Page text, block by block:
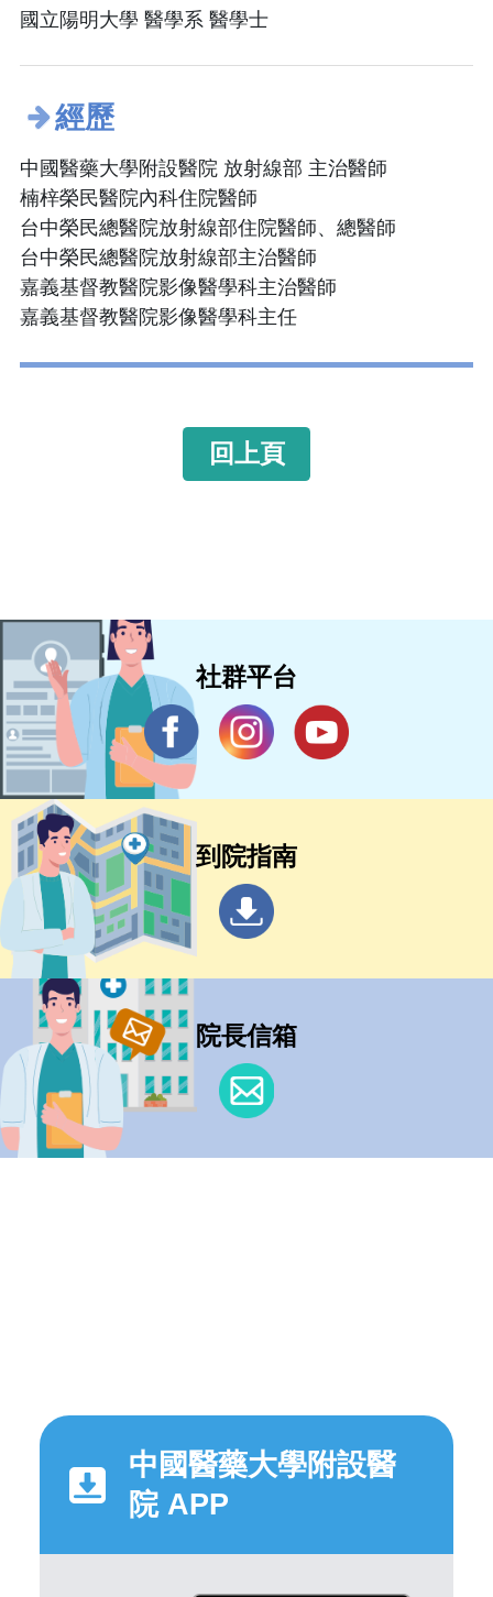
國立陽明大學 醫學系 醫學士
經歷
中國醫藥大學附設醫院 放射線部 主治醫師
楠梓榮民醫院內科住院醫師
台中榮民總醫院放射線部住院醫師、總醫師
台中榮民總醫院放射線部主治醫師
嘉義基督教醫院影像醫學科主治醫師
嘉義基督教醫院影像醫學科主任
回上頁
社群平台
到院指南
院長信箱
中國醫藥大學附設醫
院 APP